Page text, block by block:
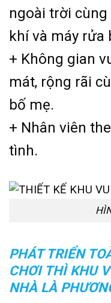
ngoài trời
khí và máy rửa
+ Không gian
mát, rộng rãi
bố mẹ.
+ Nhân viên
tình.
PHÁT TRIỂN
CHƠI THÌ KHU
NHÀ LÀ